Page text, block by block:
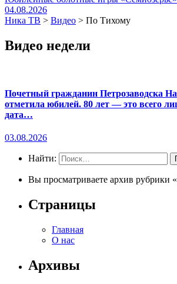
04.08.2026
Ника ТВ > Видео > По Тихому
Видео недели
Почетный гражданин Петрозаводска
отметила юбилей. 80 лет — это всего
дата…
03.08.2026
Найти:
Вы просматриваете архив рубрики
Страницы
Главная
О нас
Архивы